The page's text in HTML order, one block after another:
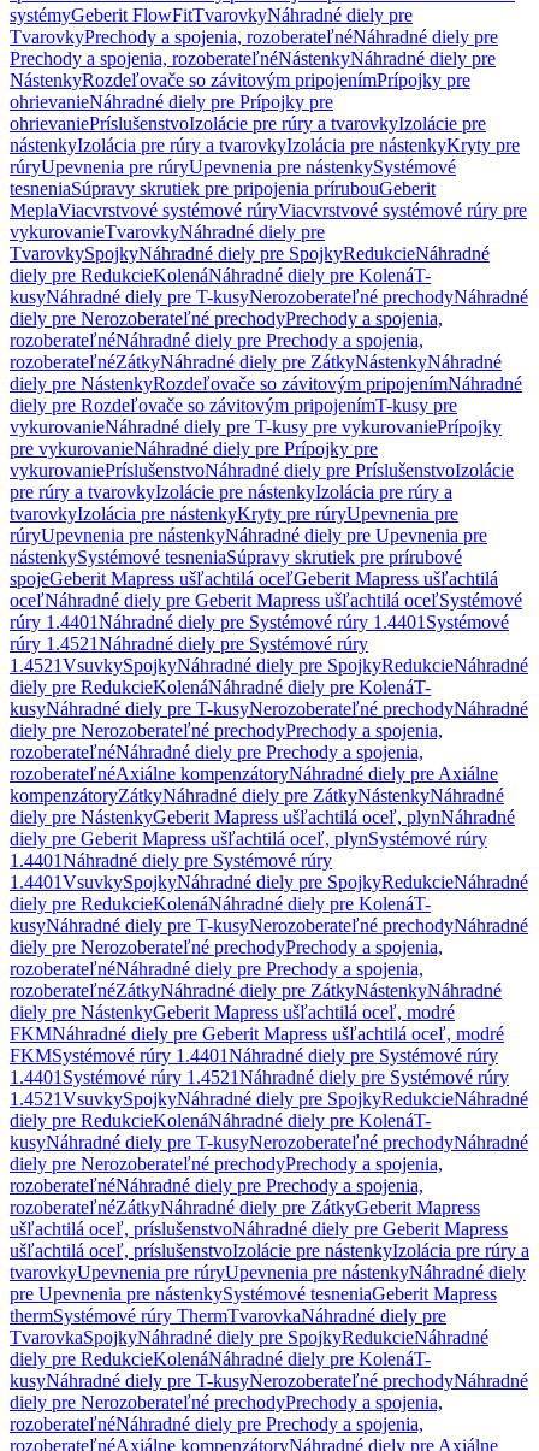
systémyGeberit FlowFitTvarovkyNáhradné diely pre
TvarovkyPrechody a spojenia, rozoberateľnéNáhradné diely pre
Prechody a spojenia, rozoberateľnéNástenkyNáhradné diely pre
NástenkyRozdeľovače so závitovým pripojenímPrípojky pre
ohrievanieNáhradné diely pre Prípojky pre
ohrievaniePríslušenstvoIzolácie pre rúry a tvarovkyIzolácie pre
nástenkyIzolácia pre rúry a tvarovkyIzolácia pre nástenkyKryty pre
rúryUpevnenia pre rúryUpevnenia pre nástenkySystémové
tesneniaSúpravy skrutiek pre pripojenia prírubouGeberit
MeplaViacvrstvové systémové rúryViacvrstvové systémové rúry pre
vykurovanieTvarovkyNáhradné diely pre
TvarovkySpojkyNáhradné diely pre SpojkyRedukcieNáhradné
diely pre RedukcieKolenáNáhradné diely pre KolenáT-
kusyNáhradné diely pre T-kusyNerozoberateľné prechodyNáhradné
diely pre Nerozoberateľné prechodyPrechody a spojenia,
rozoberateľnéNáhradné diely pre Prechody a spojenia,
rozoberateľnéZátkyNáhradné diely pre ZátkyNástenkyNáhradné
diely pre NástenkyRozdeľovače so závitovým pripojenímNáhradné
diely pre Rozdeľovače so závitovým pripojenímT-kusy pre
vykurovanieNáhradné diely pre T-kusy pre vykurovaniePrípojky
pre vykurovanieNáhradné diely pre Prípojky pre
vykurovaniePríslušenstvoNáhradné diely pre PríslušenstvoIzolácie
pre rúry a tvarovkyIzolácie pre nástenkyIzolácia pre rúry a
tvarovkyIzolácia pre nástenkyKryty pre rúryUpevnenia pre
rúryUpevnenia pre nástenkyNáhradné diely pre Upevnenia pre
nástenkySystémové tesneniaSúpravy skrutiek pre prírubové
spojeGeberit Mapress ušľachtilá oceľGeberit Mapress ušľachtilá
oceľNáhradné diely pre Geberit Mapress ušľachtilá oceľSystémové
rúry 1.4401Náhradné diely pre Systémové rúry 1.4401 Systémové
rúry 1.4521Náhradné diely pre Systémové rúry
1.4521VsuvkySpojkyNáhradné diely pre SpojkyRedukcieNáhradné
diely pre RedukcieKolenáNáhradné diely pre KolenáT-
kusyNáhradné diely pre T-kusyNerozoberateľné prechodyNáhradné
diely pre Nerozoberateľné prechodyPrechody a spojenia,
rozoberateľnéNáhradné diely pre Prechody a spojenia,
rozoberateľnéAxiálne kompenzátoryNáhradné diely pre Axiálne
kompenzátoryZátkyNáhradné diely pre ZátkyNástenkyNáhradné
diely pre NástenkyGeberit Mapress ušľachtilá oceľ, plynNáhradné
diely pre Geberit Mapress ušľachtilá oceľ, plynSystémové rúry
1.4401Náhradné diely pre Systémové rúry
1.4401VsuvkySpojkyNáhradné diely pre SpojkyRedukcieNáhradné
diely pre RedukcieKolenáNáhradné diely pre KolenáT-
kusyNáhradné diely pre T-kusyNerozoberateľné prechodyNáhradné
diely pre Nerozoberateľné prechodyPrechody a spojenia,
rozoberateľnéNáhradné diely pre Prechody a spojenia,
rozoberateľnéZátkyNáhradné diely pre ZátkyNástenkyNáhradné
diely pre NástenkyGeberit Mapress ušľachtilá oceľ, modré
FKMNáhradné diely pre Geberit Mapress ušľachtilá oceľ, modré
FKMSystémové rúry 1.4401Náhradné diely pre Systémové rúry
1.4401 Systémové rúry 1.4521Náhradné diely pre Systémové rúry
1.4521VsuvkySpojkyNáhradné diely pre SpojkyRedukcieNáhradné
diely pre RedukcieKolenáNáhradné diely pre KolenáT-
kusyNáhradné diely pre T-kusyNerozoberateľné prechodyNáhradné
diely pre Nerozoberateľné prechodyPrechody a spojenia,
rozoberateľnéNáhradné diely pre Prechody a spojenia,
rozoberateľnéZátkyNáhradné diely pre ZátkyGeberit Mapress
ušľachtilá oceľ, príslušenstvoNáhradné diely pre Geberit Mapress
ušľachtilá oceľ, príslušenstvoIzolácie pre nástenkyIzolácia pre rúry a
tvarovkyUpevnenia pre rúryUpevnenia pre nástenkyNáhradné diely
pre Upevnenia pre nástenkySystémové tesneniaGeberit Mapress
thermSystémové rúry ThermTvarovkaNáhradné diely pre
TvarovkaSpojkyNáhradné diely pre SpojkyRedukcieNáhradné
diely pre RedukcieKolenáNáhradné diely pre KolenáT-
kusyNáhradné diely pre T-kusyNerozoberateľné prechodyNáhradné
diely pre Nerozoberateľné prechodyPrechody a spojenia,
rozoberateľnéNáhradné diely pre Prechody a spojenia,
rozoberateľnéAxiálne kompenzátoryNáhradné diely pre Axiálne